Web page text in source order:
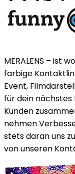
MERALENS – ist
farbige
Event,
für dein
Kunden
nehmen
stets daran uns
von unseren